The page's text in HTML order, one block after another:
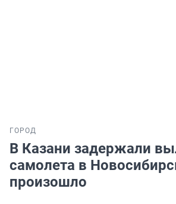
ГОРОД
В Казани задержали
самолета в
произошло